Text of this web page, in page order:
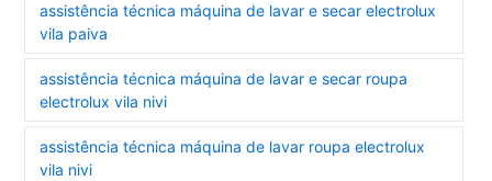
assistência técnica máquina de lavar e secar electrolux
vila paiva
assistência técnica máquina de lavar e secar roupa
electrolux vila nivi
assistência técnica máquina de lavar roupa electrolux
vila nivi